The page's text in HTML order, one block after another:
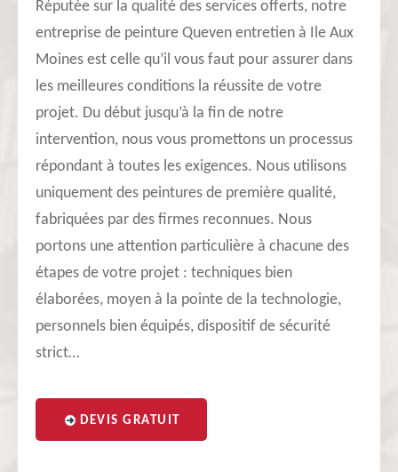
Réputée sur la qualité des services offerts, notre
entreprise de peinture Queven entretien à Ile Aux
Moines est celle qu’il vous faut pour assurer dans
les meilleures conditions la réussite de votre
projet. Du début jusqu’à la fin de notre
intervention, nous vous promettons un processus
répondant à toutes les exigences. Nous utilisons
uniquement des peintures de première qualité,
fabriquées par des firmes reconnues. Nous
portons une attention particulière à chacune des
étapes de votre projet : techniques bien
élaborées, moyen à la pointe de la technologie,
personnels bien équipés, dispositif de sécurité
strict…
DEVIS GRATUIT